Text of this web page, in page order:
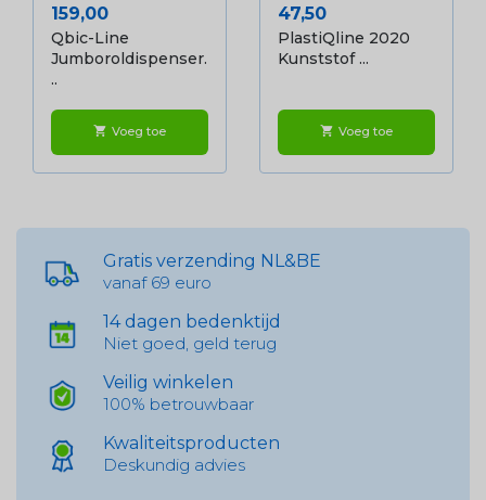
Prijs
159,00
Qbic-Line
Jumboroldispenser.
..
shopping_cart Voeg toe
Prijs
47,50
PlastiQline 2020
Kunststof ...
shopping_cart Voeg toe
Gratis verzending NL&BE
vanaf 69 euro
14 dagen bedenktijd
Niet goed, geld terug
Veilig winkelen
100% betrouwbaar
Kwaliteitsproducten
Deskundig advies